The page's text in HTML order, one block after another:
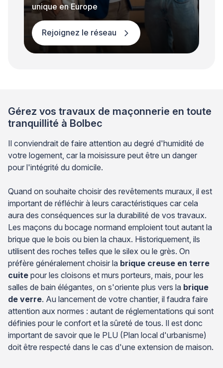
unique en Europe
Rejoignez le réseau
Gérez vos travaux de maçonnerie en toute
tranquillité à Bolbec
Il conviendrait de faire attention au degré d'humidité de
votre logement, car la moisissure peut être un danger
pour l'intégrité du domicile.
Quand on souhaite choisir des revêtements muraux, il est
important de réfléchir à leurs caractéristiques car cela
aura des conséquences sur la durabilité de vos travaux.
Les maçons du bocage normand emploient tout autant la
brique que le bois ou bien la chaux. Historiquement, ils
utilisent des roches telles que le silex ou le grès. On
préfère généralement choisir la brique creuse en terre
cuite pour les cloisons et murs porteurs, mais, pour les
salles de bain élégantes, on s'oriente plus vers la brique
de verre. Au lancement de votre chantier, il faudra faire
attention aux normes : autant de réglementations qui sont
définies pour le confort et la sûreté de tous. Il est donc
important de savoir que le PLU (Plan local d'urbanisme)
doit être respecté dans le cas d'une extension de maison.